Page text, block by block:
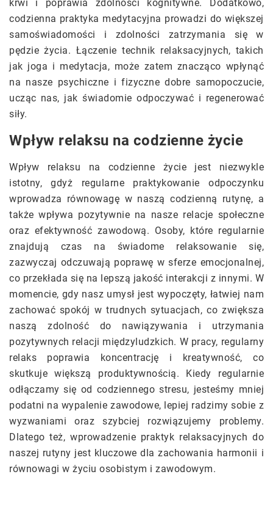
krwi i poprawia zdolności kognitywne. Dodatkowo,
codzienna praktyka medytacyjna prowadzi do większej
samoświadomości i zdolności zatrzymania się w
pędzie życia. Łączenie technik relaksacyjnych, takich
jak joga i medytacja, może zatem znacząco wpłynąć
na nasze psychiczne i fizyczne dobre samopoczucie,
ucząc nas, jak świadomie odpoczywać i regenerować
siły.
Wpływ relaksu na codzienne życie
Wpływ relaksu na codzienne życie jest niezwykle
istotny, gdyż regularne praktykowanie odpoczynku
wprowadza równowagę w naszą codzienną rutynę, a
także wpływa pozytywnie na nasze relacje społeczne
oraz efektywność zawodową. Osoby, które regularnie
znajdują czas na świadome relaksowanie się,
zazwyczaj odczuwają poprawę w sferze emocjonalnej,
co przekłada się na lepszą jakość interakcji z innymi. W
momencie, gdy nasz umysł jest wypoczęty, łatwiej nam
zachować spokój w trudnych sytuacjach, co zwiększa
naszą zdolność do nawiązywania i utrzymania
pozytywnych relacji międzyludzkich. W pracy, regularny
relaks poprawia koncentrację i kreatywność, co
skutkuje większą produktywnością. Kiedy regularnie
odłączamy się od codziennego stresu, jesteśmy mniej
podatni na wypalenie zawodowe, lepiej radzimy sobie z
wyzwaniami oraz szybciej rozwiązujemy problemy.
Dlatego też, wprowadzenie praktyk relaksacyjnych do
naszej rutyny jest kluczowe dla zachowania harmonii i
równowagi w życiu osobistym i zawodowym.